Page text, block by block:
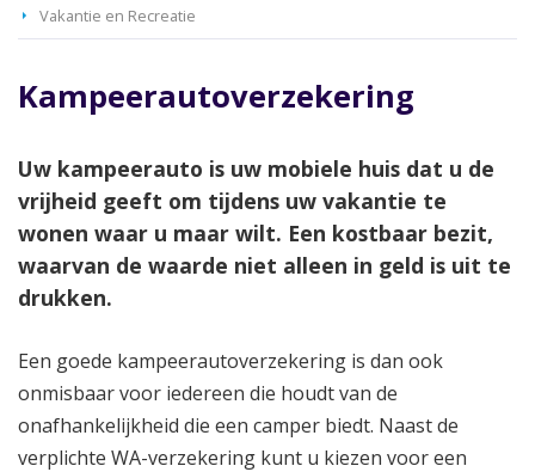
Vakantie en Recreatie
Kampeerautoverzekering
Uw kampeerauto is uw mobiele huis dat u de
vrijheid geeft om tijdens uw vakantie te
wonen waar u maar wilt. Een kostbaar bezit,
waarvan de waarde niet alleen in geld is uit te
drukken.
Een goede kampeerautoverzekering is dan ook
onmisbaar voor iedereen die houdt van de
onafhankelijkheid die een camper biedt. Naast de
verplichte WA-verzekering kunt u kiezen voor een